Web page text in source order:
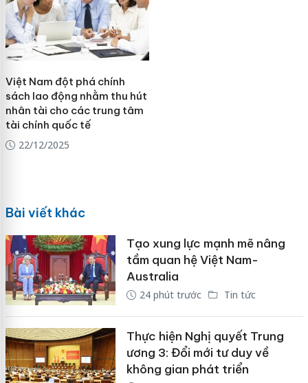
Việt Nam đột phá chính
sách lao động nhằm thu hút
nhân tài cho các trung tâm
tài chính quốc tế
22/12/2025
Bài viết khác
Tạo xung lực mạnh mẽ nâng
tầm quan hệ Việt Nam-
Australia
24 phút trước Tin tức
Thực hiện Nghị quyết Trung
ương 3: Đổi mới tư duy về
không gian phát triển